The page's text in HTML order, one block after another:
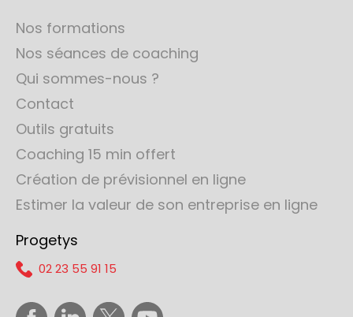
Nos formations
Nos séances de coaching
Qui sommes-nous ?
Contact
Outils gratuits
Coaching 15 min offert
Création de prévisionnel en ligne
Estimer la valeur de son entreprise en ligne
Progetys
02 23 55 91 15